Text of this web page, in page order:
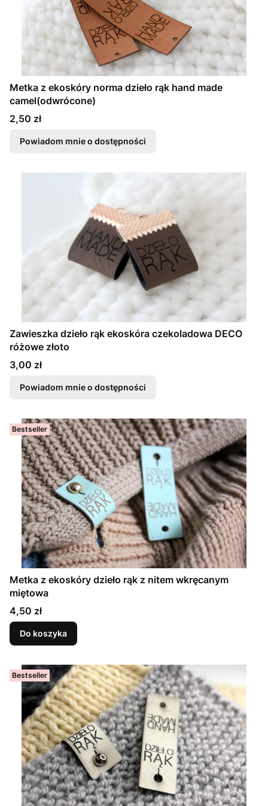
Metka z ekoskóry norma dzieło rąk hand made
camel(odwrócone)
Cena
2,50 zł
Powiadom mnie o dostępności
Zawieszka dzieło rąk ekoskóra czekoladowa DECO
różowe złoto
Cena
3,00 zł
Powiadom mnie o dostępności
Bestseller
Metka z ekoskóry dzieło rąk z nitem wkręcanym
miętowa
Cena
4,50 zł
Do koszyka
Bestseller